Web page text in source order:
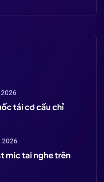
2026
tái cơ cấu chỉ
2026
mic tai nghe trên